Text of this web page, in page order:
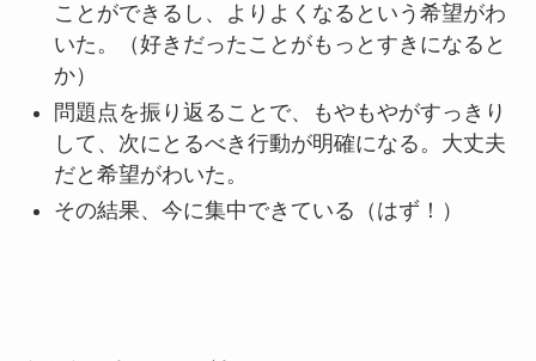
ことができるし、よりよくなるという希望がわ
いた。（好きだったことがもっとすきになると
か）
問題点を振り返ることで、もやもやがすっきり
して、次にとるべき行動が明確になる。大丈夫
だと希望がわいた。
その結果、今に集中できている（はず！）